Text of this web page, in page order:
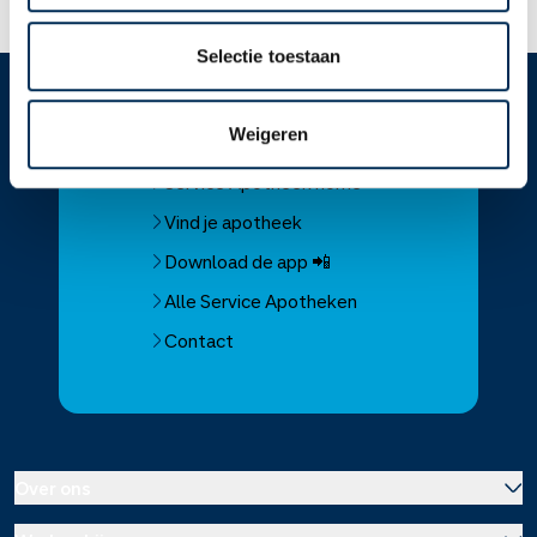
Selectie toestaan
Weigeren
ServiceApotheek
Service Apotheek home
Vind je apotheek
Download de app 📲
Alle Service Apotheken
Contact